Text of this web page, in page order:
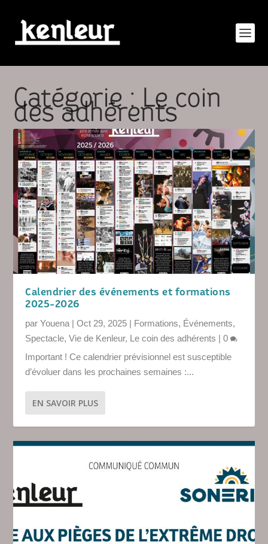
Catégorie : Le coin
des adhérents
Calendrier des événements et formations
2025-2026
parYouena |Oct 29, 2025 | Formations, Événements,
Spectacle,Vie de Kenleur, Le coin des adhérents |0
Important ! Ce calendrier prévisionnel est susceptible
d’évoluer dans les prochaines semaines :...
EN SAVOIR PLUS